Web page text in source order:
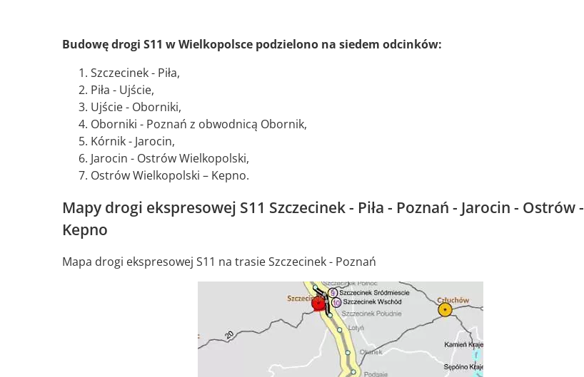
Budowę drogi S11 w Wielkopolsce podzielono na siedem odcinków:
Szczecinek - Piła,
Piła - Ujście,
Ujście - Oborniki,
Oborniki - Poznań z obwodnicą Obornik,
Kórnik - Jarocin,
Jarocin - Ostrów Wielkopolski,
Ostrów Wielkopolski – Kepno.
Mapy drogi ekspresowej S11 Szczecinek - Piła - Poznań - Jarocin - Ostrów -
Kepno
Mapa drogi ekspresowej S11 na trasie Szczecinek - Poznań